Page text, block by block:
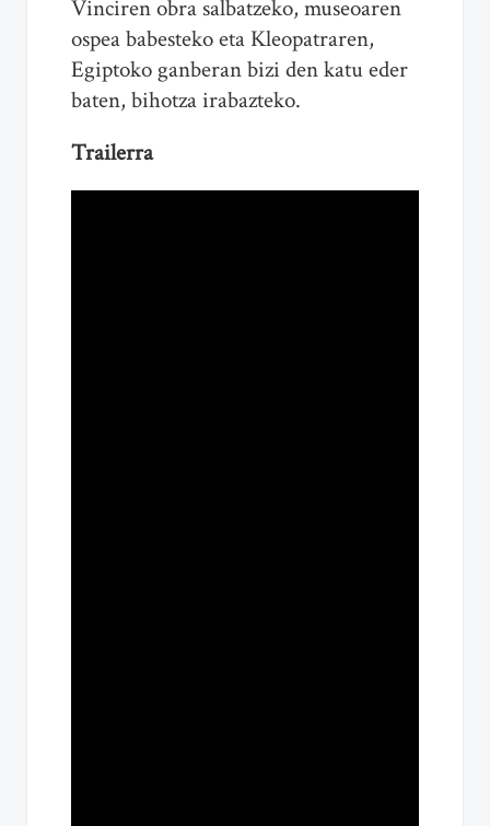
Vinciren obra salbatzeko, museoaren
ospea babesteko eta Kleopatraren,
Egiptoko ganberan bizi den katu eder
baten, bihotza irabazteko.
Trailerra